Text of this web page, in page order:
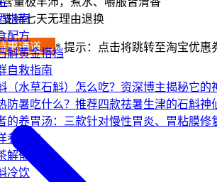
指南
配方
斛黄金搭档
自救指南
（水草石斛）怎么吃？资深博主揭秘它的
防暑吃什么？推荐四款祛暑生津的石斛神
的养胃汤：三款针对慢性胃炎、胃粘膜修
参配方
解郁
冷饮
持七天无理由退换
惠通道 →* 提示：点击将跳转至淘宝优惠